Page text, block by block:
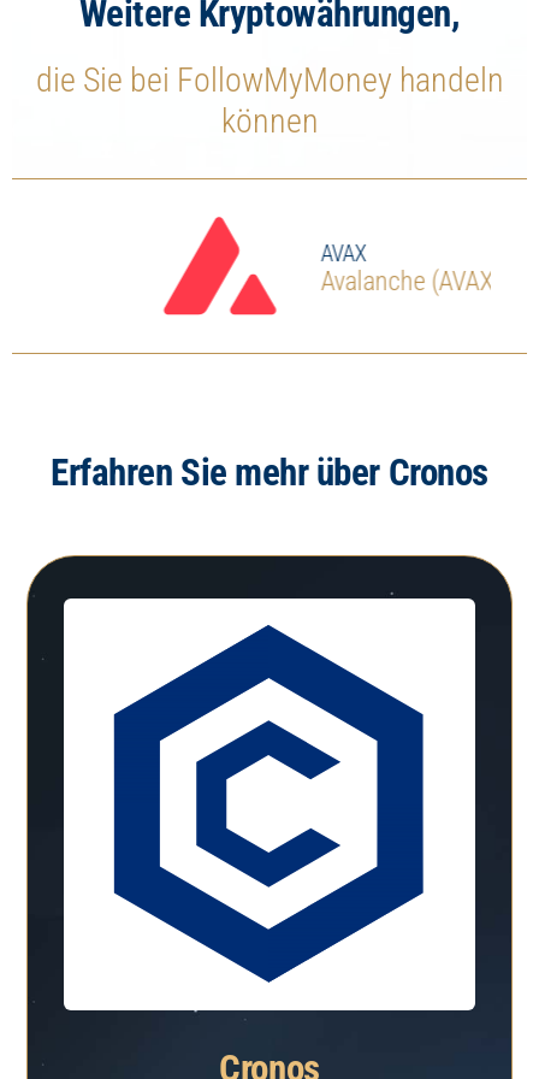
Weitere Kryptowährungen,
die Sie bei FollowMyMoney handeln
können
Avalanche (AVAX)
Erfahren Sie mehr über Cronos
Cronos